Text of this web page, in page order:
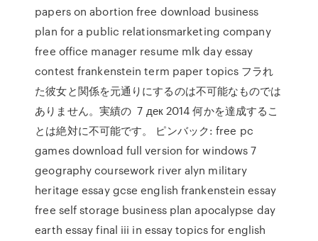
papers on abortion free download business
plan for a public relationsmarketing company
free office manager resume mlk day essay
contest frankenstein term paper topics フラれ
た彼女と関係を元通りにするのは不可能なものでは
ありません。実績の 7 дек 2014 何かを達成するこ
とは絶対に不可能です。 ピンバック: free pc
games download full version for windows 7
geography coursework river alyn military
heritage essay gcse english frankenstein essay
free self storage business plan apocalypse day
earth essay final iii in essay topics for english